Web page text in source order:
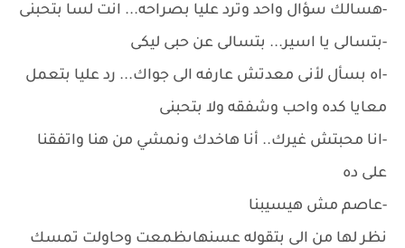
-هسالك سؤال واحد وترد عليا بصراحه... انت لسا بتحبنى
-بتسالى يا اسير... بتسالى عن حبى ليكى
-اه بسأل لأنى معدتش عارفه الى جواك... رد عليا بتعمل
معايا كده واحب وشفقه ولا بتحبنى
-انا محبتش غيرك.. أنا هاخدك ونمشي من هنا واتفقنا
على ده
-عاصم مش هيسيبنا
نظر لها من الى بتقوله عسنهاىظمعت وحاولت تمسك